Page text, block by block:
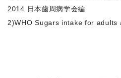
2014 日本歯周病学会編
2)WHO Sugars intake for adults